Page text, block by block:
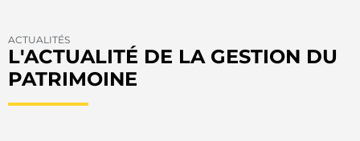
ACTUALITÉS
L'ACTUALITÉ DE LA GESTION DU
PATRIMOINE